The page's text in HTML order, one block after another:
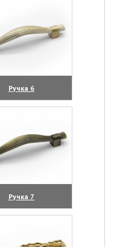
Ручка 6
(увеличить)
Ручка 7
(увеличить)